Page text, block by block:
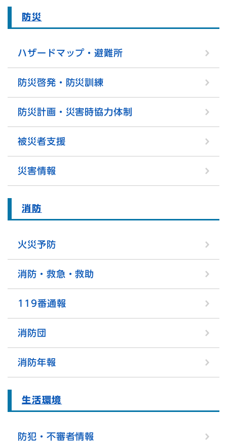
防災
ハザードマップ・避難所
防災啓発・防災訓練
防災計画・災害時協力体制
被災者支援
災害情報
消防
火災予防
消防・救急・救助
119番通報
消防団
消防年報
生活環境
防犯・不審者情報